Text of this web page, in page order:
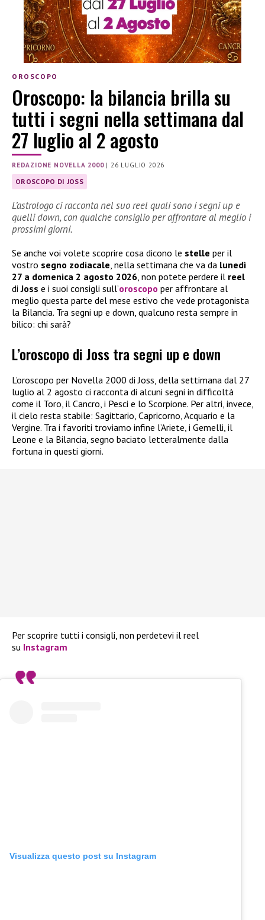
OROSCOPO
Oroscopo: la bilancia brilla su
tutti i segni nella settimana dal
27 luglio al 2 agosto
REDAZIONE NOVELLA 2000|26 LUGLIO 2026
OROSCOPO DI JOSS
L’astrologo ci racconta nel suo reel quali sono i segni up e
quelli down, con qualche consiglio per affrontare al meglio i
prossimi giorni.
Se anche voi volete scoprire cosa dicono le stelle per il
vostro segno zodiacale , nella settimana che va da lunedì
27 a domenica 2 agosto 2026 , non potete perdere il reel
diJoss e i suoi consigli sull’oroscopo per affrontare al
meglio questa parte del mese estivo che vede protagonista
la Bilancia. Tra segni up e down, qualcuno resta sempre in
bilico: chi sarà?
L’oroscopo di Joss tra segni up e down
L’oroscopo per Novella 2000 di Joss, della settimana dal 27
luglio al 2 agosto ci racconta di alcuni segni in difficoltà
come il Toro, il Cancro, i Pesci e lo Scorpione. Per altri, invece,
il cielo resta stabile: Sagittario, Capricorno, Acquario e la
Vergine. Tra i favoriti troviamo infine l’Ariete, i Gemelli, il
Leone e la Bilancia, segno baciato letteralmente dalla
fortuna in questi giorni.
Per scoprire tutti i consigli, non perdetevi il reel
su Instagram
Visualizza questo post su Instagram